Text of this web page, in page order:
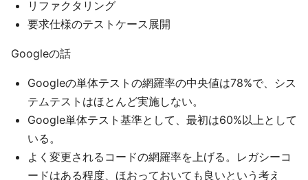
リファクタリング
要求仕様のテストケース展開
Googleの話
Googleの単体テストの網羅率の中央値は78%で、シス
テムテストはほとんど実施しない。
Google単体テスト基準として、最初は60%以上として
いる。
よく変更されるコードの網羅率を上げる。レガシーコ
ードはある程度、ほおっておいても良いという考え